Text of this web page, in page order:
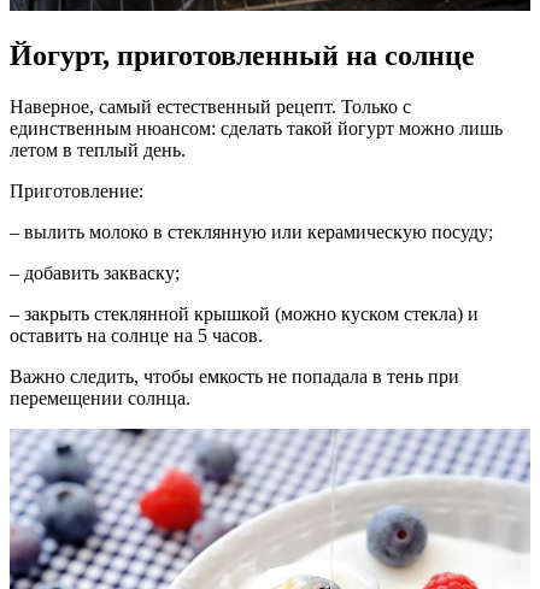
Йогурт, приготовленный на солнце
Наверное, самый естественный рецепт. Только с
единственным нюансом: сделать такой йогурт можно лишь
летом в теплый день.
Приготовление:
– вылить молоко в стеклянную или керамическую посуду;
– добавить закваску;
– закрыть стеклянной крышкой (можно куском стекла) и
оставить на солнце на 5 часов.
Важно следить, чтобы емкость не попадала в тень при
перемещении солнца.